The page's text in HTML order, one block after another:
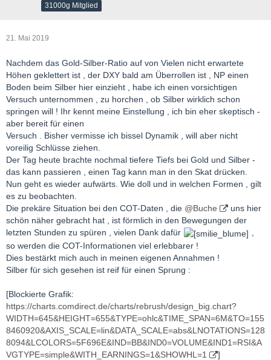
31000g Mitglied
21. Mai 2019
Nachdem das Gold-Silber-Ratio auf von Vielen nicht erwartete
Höhen geklettert ist , der DXY bald am Überrollen ist , NP einen
Boden beim Silber hier einzieht , habe ich einen vorsichtigen
Versuch unternommen , zu horchen , ob Silber wirklich schon
springen will ! Ihr kennt meine Einstellung , ich bin eher skeptisch -
aber bereit für einen
Versuch . Bisher vermisse ich bissel Dynamik , will aber nicht
voreilig Schlüsse ziehen.
Der Tag heute brachte nochmal tiefere Tiefs bei Gold und Silber -
das kann passieren , einen Tag kann man in den Skat drücken.
Nun geht es wieder aufwärts. Wie doll und in welchen Formen , gilt
es zu beobachten.
Die prekäre Situation bei den COT-Daten , die @Buche
uns hier
schön näher gebracht hat , ist förmlich in den Bewegungen der
letzten Stunden zu spüren , vielen Dank dafür
,
so werden die COT-Informationen viel erlebbarer !
Dies bestärkt mich auch in meinen eigenen Annahmen !
Silber für sich gesehen ist reif für einen Sprung :
[Blockierte Grafik:
https://charts.comdirect.de/charts/rebrush/design_big.chart?
WIDTH=645&HEIGHT=655&TYPE=ohlc&TIME_SPAN=6M&TO=155
8460920&AXIS_SCALE=lin&DATA_SCALE=abs&LNOTATIONS=128
8094&LCOLORS=5F696E&IND=BB&IND0=VOLUME&IND1=RSI&A
VGTYPE=simple&WITH_EARNINGS=1&SHOWHL=1
]